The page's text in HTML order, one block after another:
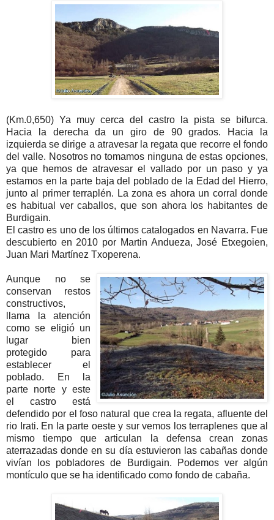
(Km.0,650) Ya muy cerca del castro la pista se bifurca.
Hacia la derecha da un giro de 90 grados. Hacia la
izquierda se dirige a atravesar la regata que recorre el fondo
del valle. Nosotros no tomamos ninguna de estas opciones,
ya que hemos de atravesar el vallado por un paso y ya
estamos en la parte baja del poblado de la Edad del Hierro,
junto al primer terraplén. La zona es ahora un corral donde
es habitual ver caballos, que son ahora los habitantes de
Burdigain.
El castro es uno de los últimos catalogados en Navarra. Fue
descubierto en 2010 por Martin Andueza, José Etxegoien,
Juan Mari Martínez Txoperena.
Aunque no se
conservan restos
constructivos,
llama la atención
como se eligió un
lugar bien
protegido para
establecer el
poblado. En la
parte norte y este
el castro está
defendido por el foso natural que crea la regata, afluente del
rio Irati. En la parte oeste y sur vemos los terraplenes que al
mismo tiempo que articulan la defensa crean zonas
aterrazadas donde en su día estuvieron las cabañas donde
vivían los pobladores de Burdigain. Podemos ver algún
montículo que se ha identificado como fondo de cabaña.